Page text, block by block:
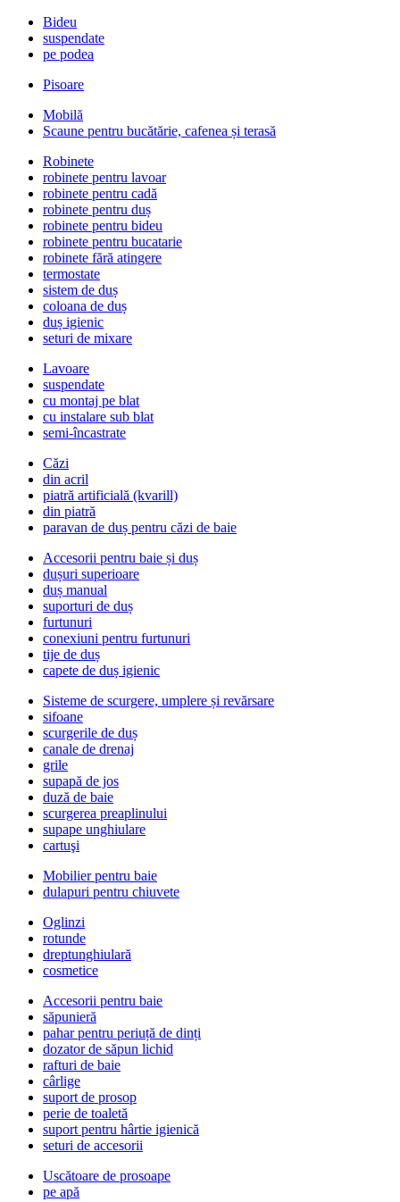
Bideu
suspendate
pe podea
Pisoare
Mobilă
Scaune pentru bucătărie, cafenea și terasă
Robinete
robinete pentru lavoar
robinete pentru cadă
robinete pentru duș
robinete pentru bideu
robinete pentru bucatarie
robinete fără atingere
termostate
sistem de duș
coloana de duș
duș igienic
seturi de mixare
Lavoare
suspendate
cu montaj pe blat
cu instalare sub blat
semi-încastrate
Căzi
din acril
piatră artificială (kvarill)
din piatră
paravan de duș pentru căzi de baie
Accesorii pentru baie și duș
dușuri superioare
duș manual
suporturi de duș
furtunuri
conexiuni pentru furtunuri
tije de duș
capete de duș igienic
Sisteme de scurgere, umplere și revărsare
sifoane
scurgerile de duș
canale de drenaj
grile
supapă de jos
duză de baie
scurgerea preaplinului
supape unghiulare
cartuşi
Mobilier pentru baie
dulapuri pentru chiuvete
Oglinzi
rotunde
dreptunghiulară
cosmetice
Accesorii pentru baie
săpunieră
pahar pentru periuță de dinți
dozator de săpun lichid
rafturi de baie
cârlige
suport de prosop
perie de toaletă
suport pentru hârtie igienică
seturi de accesorii
Uscătoare de prosoape
pe apă